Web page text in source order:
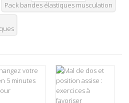
Pack bandes élastiques musculation